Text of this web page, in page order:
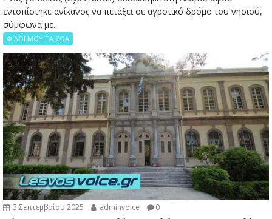
εντοπίστηκε ανίκανος να πετάξει σε αγροτικό δρόμο του νησιού,
σύμφωνα με...
ΦΙΛΟΙ ΜΟΥ ΤΑ ΖΩΑ
3 Σεπτεμβρίου 2025 adminvoice 0